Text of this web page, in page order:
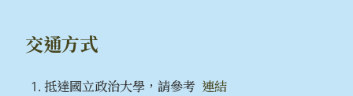
交通方式
抵達國立政治大學，請參考 連結